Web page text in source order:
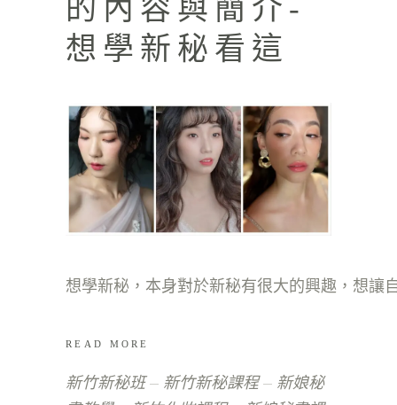
的內容與簡介-
想學新秘看這
READ MORE
新竹新秘班 新竹新秘課程
新娘秘